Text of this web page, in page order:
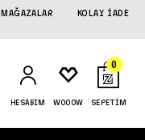
KOLAY İADE
MAĞAZALAR
HESABIM WOOOW
0
SEPETİM